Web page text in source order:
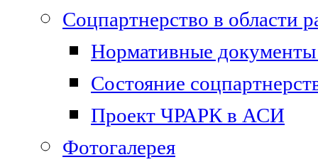
Соцпартнерство в области
Нормативные документы
Состояние
Проект ЧРАРК в АСИ
Фотогалерея